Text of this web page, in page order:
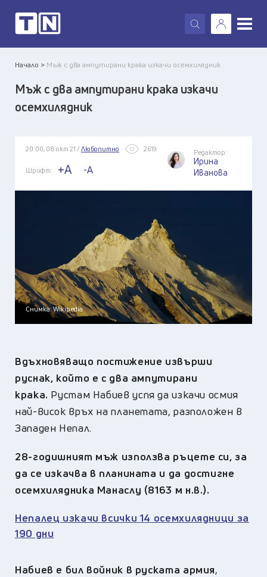
X
Начало > Мъж с два ампутирани крака изкачи осемхилядник
Мъж с два ампутирани крака изкачи
осемхилядник
20:00, 08 окт 21 / Любопитно 2619
Шрифт: +A -A
Редактор:
Ирина
Иванова
Снимка: Wikipedia
Вдъхновяващо постижение извърши
руснак, който е с два ампутирани
крака. Рустам Набиев успя да изкачи осмия
най-висок връх на планетата, разположен в
Западен Непал.
28-годишният мъж използва ръцете си, за
да се изкачва в планината и да достигне
осемхилядника Манаслу (8163 м н.в.).
Непалец изкачи всички 14 осемхилядници за
190 дни
Набиев е бил войник в руската армия,